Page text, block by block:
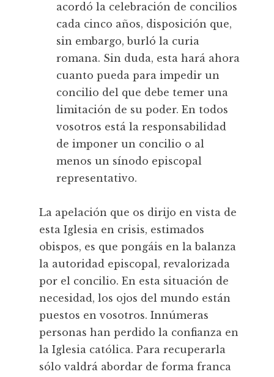
acordó la celebración de concilios
cada cinco años, disposición que,
sin embargo, burló la curia
romana. Sin duda, esta hará ahora
cuanto pueda para impedir un
concilio del que debe temer una
limitación de su poder. En todos
vosotros está la responsabilidad
de imponer un concilio o al
menos un sínodo episcopal
representativo.
La apelación que os dirijo en vista de
esta Iglesia en crisis, estimados
obispos, es que pongáis en la balanza
la autoridad episcopal, revalorizada
por el concilio. En esta situación de
necesidad, los ojos del mundo están
puestos en vosotros. Innúmeras
personas han perdido la confianza en
la Iglesia católica. Para recuperarla
sólo valdrá abordar de forma franca